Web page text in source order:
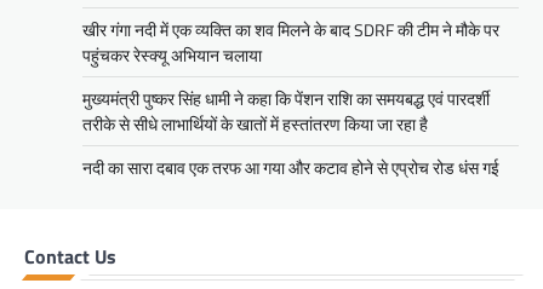
खीर गंगा नदी में एक व्यक्ति का शव मिलने के बाद SDRF की टीम ने मौके पर
पहुंचकर रेस्क्यू अभियान चलाया
मुख्यमंत्री पुष्कर सिंह धामी ने कहा कि पेंशन राशि का समयबद्ध एवं पारदर्शी
तरीके से सीधे लाभार्थियों के खातों में हस्तांतरण किया जा रहा है
नदी का सारा दबाव एक तरफ आ गया और कटाव होने से एप्रोच रोड धंस गई
Contact Us